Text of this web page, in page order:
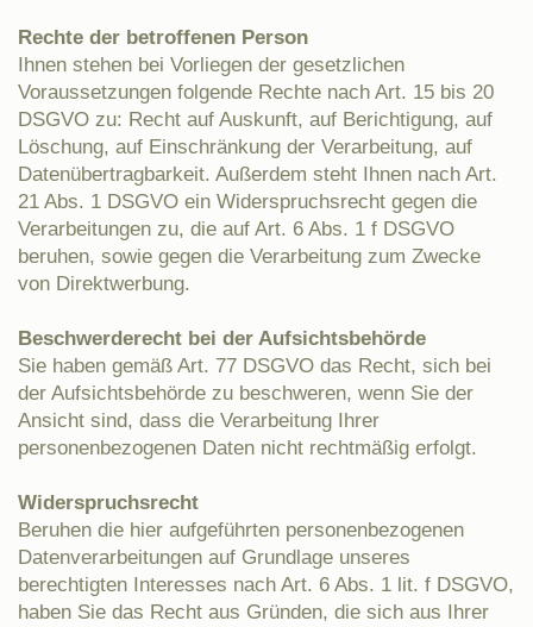
Rechte der betroffenen Person
Ihnen stehen bei Vorliegen der gesetzlichen
Voraussetzungen folgende Rechte nach Art. 15 bis 20
DSGVO zu: Recht auf Auskunft, auf Berichtigung, auf
Löschung, auf Einschränkung der Verarbeitung, auf
Datenübertragbarkeit. Außerdem steht Ihnen nach Art.
21 Abs. 1 DSGVO ein Widerspruchsrecht gegen die
Verarbeitungen zu, die auf Art. 6 Abs. 1 f DSGVO
beruhen, sowie gegen die Verarbeitung zum Zwecke
von Direktwerbung.
Beschwerderecht bei der Aufsichtsbehörde
Sie haben gemäß Art. 77 DSGVO das Recht, sich bei
der Aufsichtsbehörde zu beschweren, wenn Sie der
Ansicht sind, dass die Verarbeitung Ihrer
personenbezogenen Daten nicht rechtmäßig erfolgt.
Widerspruchsrecht
Beruhen die hier aufgeführten personenbezogenen
Datenverarbeitungen auf Grundlage unseres
berechtigten Interesses nach Art. 6 Abs. 1 lit. f DSGVO,
haben Sie das Recht aus Gründen, die sich aus Ihrer